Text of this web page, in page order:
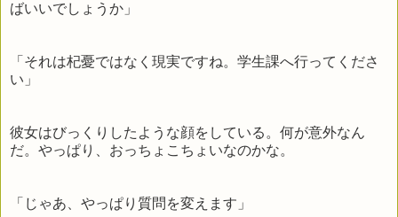
ばいいでしょうか」
「それは杞憂ではなく現実ですね。学生課へ行ってくださ
い」
彼女はびっくりしたような顔をしている。何が意外なん
だ。やっぱり、おっちょこちょいなのかな。
「じゃあ、やっぱり質問を変えます」